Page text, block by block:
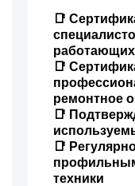
📑
работающих
📑
ремонтное
📑
📑
техники